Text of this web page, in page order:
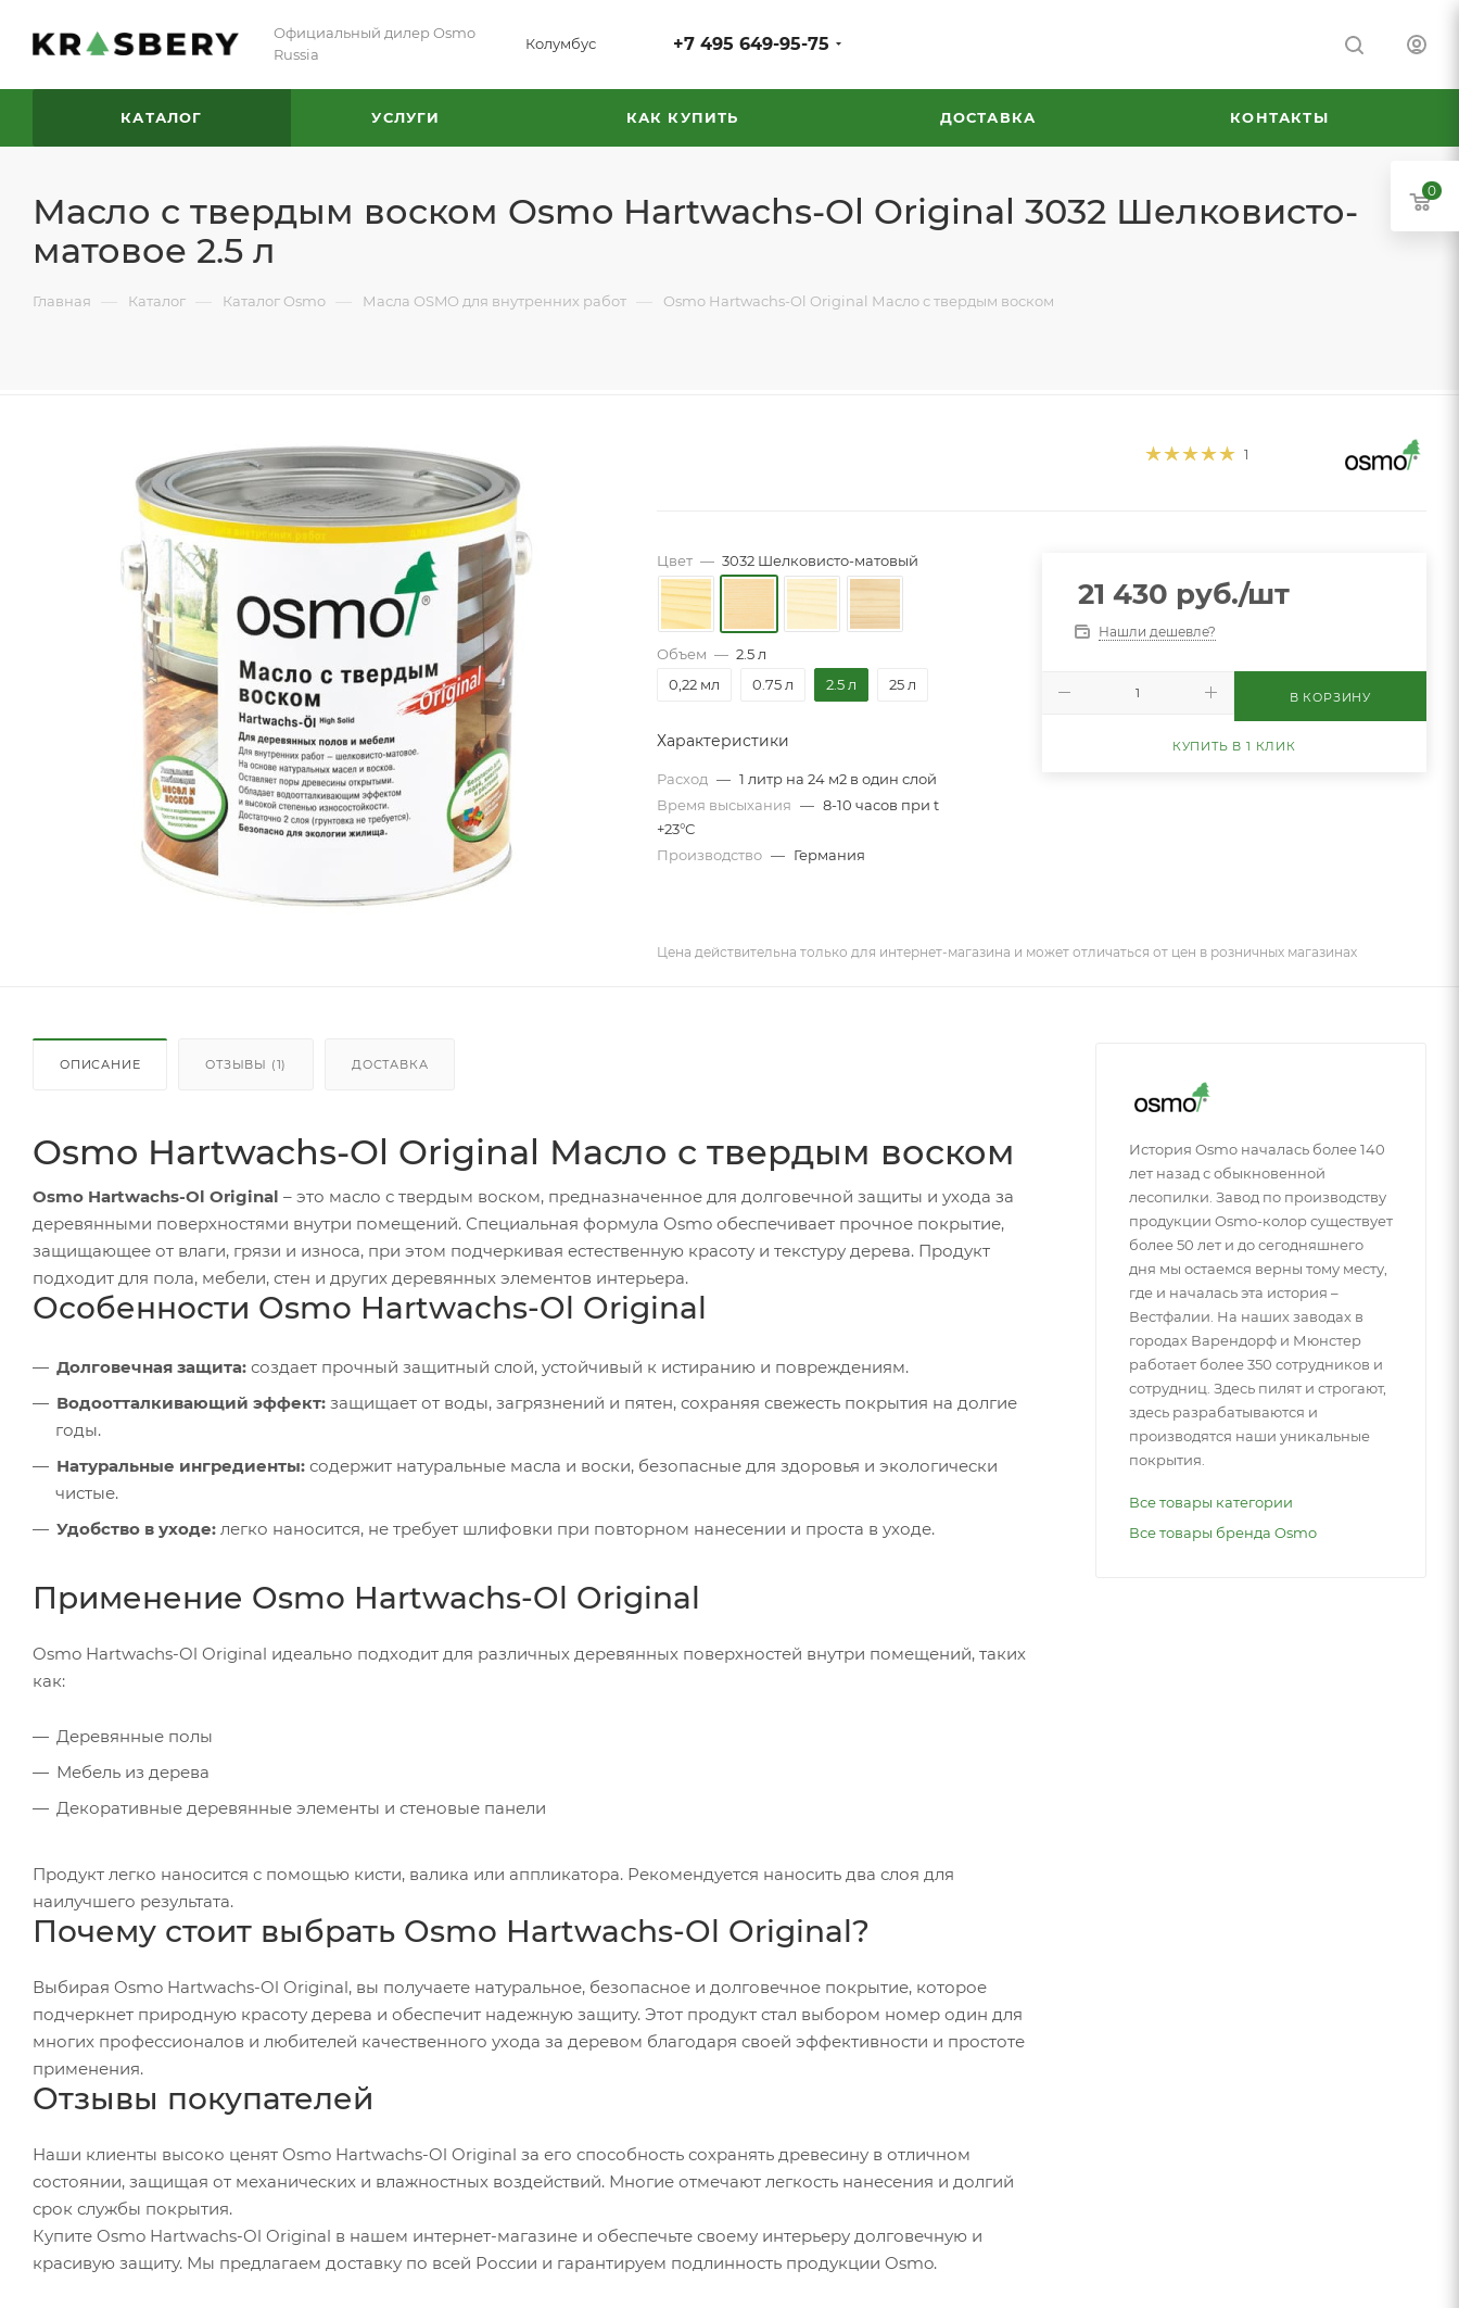
Официальный дилер Osmo
Russia
Колумбус +7 495 649-95-75
КАТАЛОГ УСЛУГИ КАК КУПИТЬ ДОСТАВКА КОНТАКТЫ
Масло с твердым воском Osmo Hartwachs-Ol Original 3032 Шелковисто-
матовое 2.5 л
Главная — Каталог — Каталог Osmo — Масла OSMO для внутренних работ — Osmo Hartwachs-Ol Original Масло с твердым воском
1
Цвет — 3032 Шелковисто-матовый
Объем — 2.5 л
0,22 мл
0.75 л 2.5 л 25 л
Характеристики
Расход — 1 литр на 24 м2 в один слой
Время высыхания — 8-10 часов при t
+23°С
Производство — Германия
21 430 руб./шт
Нашли дешевле?
В КОРЗИНУ
КУПИТЬ В 1 КЛИК
Цена действительна только для интернет-магазина и может отличаться от цен в розничных магазинах
ОПИСАНИЕ ОТЗЫВЫ (1) ДОСТАВКА
Osmo Hartwachs-Ol Original Масло с твердым воском
Osmo Hartwachs-Ol Original – это масло с твердым воском, предназначенное для долговечной защиты и ухода за
деревянными поверхностями внутри помещений. Специальная формула Osmo обеспечивает прочное покрытие,
защищающее от влаги, грязи и износа, при этом подчеркивая естественную красоту и текстуру дерева. Продукт
подходит для пола, мебели, стен и других деревянных элементов интерьера.
Особенности Osmo Hartwachs-Ol Original
Долговечная защита: создает прочный защитный слой, устойчивый к истиранию и повреждениям.
Водоотталкивающий эффект: защищает от воды, загрязнений и пятен, сохраняя свежесть покрытия на долгие
годы.
Натуральные ингредиенты: содержит натуральные масла и воски, безопасные для здоровья и экологически
чистые.
Удобство в уходе: легко наносится, не требует шлифовки при повторном нанесении и проста в уходе.
Применение Osmo Hartwachs-Ol Original
Osmo Hartwachs-Ol Original идеально подходит для различных деревянных поверхностей внутри помещений, таких
как:
Деревянные полы
Мебель из дерева
Декоративные деревянные элементы и стеновые панели
Продукт легко наносится с помощью кисти, валика или аппликатора. Рекомендуется наносить два слоя для
наилучшего результата.
Почему стоит выбрать Osmo Hartwachs-Ol Original?
Выбирая Osmo Hartwachs-Ol Original, вы получаете натуральное, безопасное и долговечное покрытие, которое
подчеркнет природную красоту дерева и обеспечит надежную защиту. Этот продукт стал выбором номер один для
многих профессионалов и любителей качественного ухода за деревом благодаря своей эффективности и простоте
применения.
Отзывы покупателей
Наши клиенты высоко ценят Osmo Hartwachs-Ol Original за его способность сохранять древесину в отличном
состоянии, защищая от механических и влажностных воздействий. Многие отмечают легкость нанесения и долгий
срок службы покрытия.
Купите Osmo Hartwachs-Ol Original в нашем интернет-магазине и обеспечьте своему интерьеру долговечную и
красивую защиту. Мы предлагаем доставку по всей России и гарантируем подлинность продукции Osmo.
История Osmo началась более 140
лет назад с обыкновенной
лесопилки. Завод по производству
продукции Osmo-колор существует
более 50 лет и до сегодняшнего
дня мы остаемся верны тому месту,
где и началась эта история –
Вестфалии. На наших заводах в
городах Варендорф и Мюнстер
работает более 350 сотрудников и
сотрудниц. Здесь пилят и строгают,
здесь разрабатываются и
производятся наши уникальные
покрытия.
Все товары категории
Все товары бренда Osmo
0